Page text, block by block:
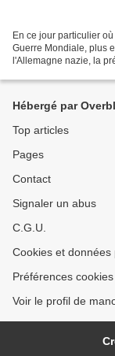
En ce jour particulier
Guerre Mondiale, plus
l'Allemagne nazie, la
Hébergé par
Top articles
Pages
Contact
Signaler un abus
C.G.U.
Cookies et données
Préférences cookies
Voir le profil de